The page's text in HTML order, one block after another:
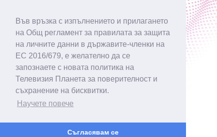
Във връзка с изпълнението и прилагането
на Общ регламент за правилата за защита
на личните данни в държавите-членки на
ЕС 2016/679, е желателно да се
запознаете с новата политика на
Телевизия Планета за поверителност и
съхранение на бисквитки.
Научете повече
Съгласявам се